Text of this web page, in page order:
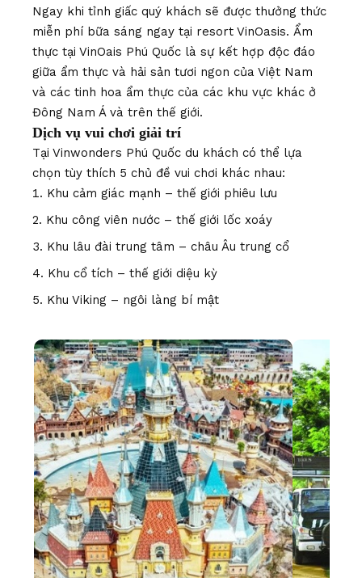
Ngay khi tỉnh giấc quý khách sẽ được thưởng thức
miễn phí bữa sáng ngay tại resort VinOasis. Ẩm
thực tại VinOais Phú Quốc là sự kết hợp độc đáo
giữa ẩm thực và hải sản tươi ngon của Việt Nam
và các tinh hoa ẩm thực của các khu vực khác ở
Đông Nam Á và trên thế giới.
Dịch vụ vui chơi giải trí
Tại Vinwonders Phú Quốc du khách có thể lựa
chọn tùy thích 5 chủ đề vui chơi khác nhau:
Khu cảm giác mạnh – thế giới phiêu lưu
Khu công viên nước – thế giới lốc xoáy
Khu lâu đài trung tâm – châu Âu trung cổ
Khu cổ tích – thế giới diệu kỳ
Khu Viking – ngôi làng bí mật